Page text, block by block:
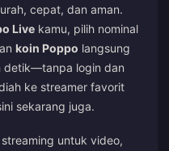
cepat, dan aman.
Live kamu, pilih nominal
koin Poppo langsung
detik—tanpa login dan
ke streamer favorit
sekarang juga.
untuk video,